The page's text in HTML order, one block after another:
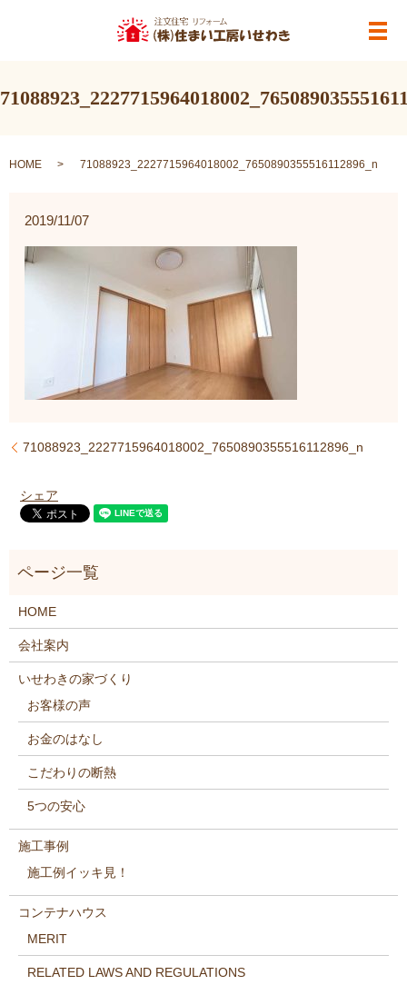
メ
HOME 71088923_2227715964018002_7650890355516112896_n
2019/11/07
71088923_2227715964018002_7650890355516112896_n
シェア
HOME
会社案内
いせわきの家づくり
お客様の声
お金のはなし
こだわりの断熱
5つの安心
施工事例
施工例イッキ見！
コンテナハウス
MERIT
RELATED LAWS AND REGULATIONS